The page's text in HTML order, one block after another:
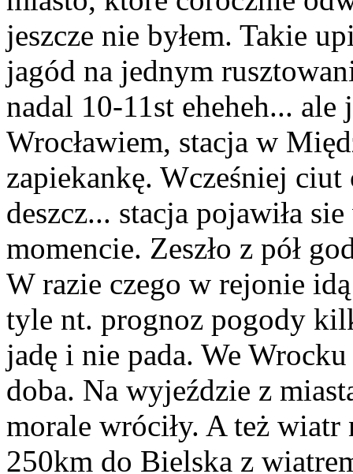
jeszcze nie byłem. Takie
jagód na jednym
nadal 10-11st eheheh...
Wrocławiem, stacja w
zapiekankę. Wcześniej
deszcz... stacja pojawiła
momencie. Zeszło z pół
W razie czego w rejonie
tyle nt. prognoz pogody
jadę i nie pada. We
doba. Na wyjeździe z
morale wróciły. A też wiatr
250km do Bielska z